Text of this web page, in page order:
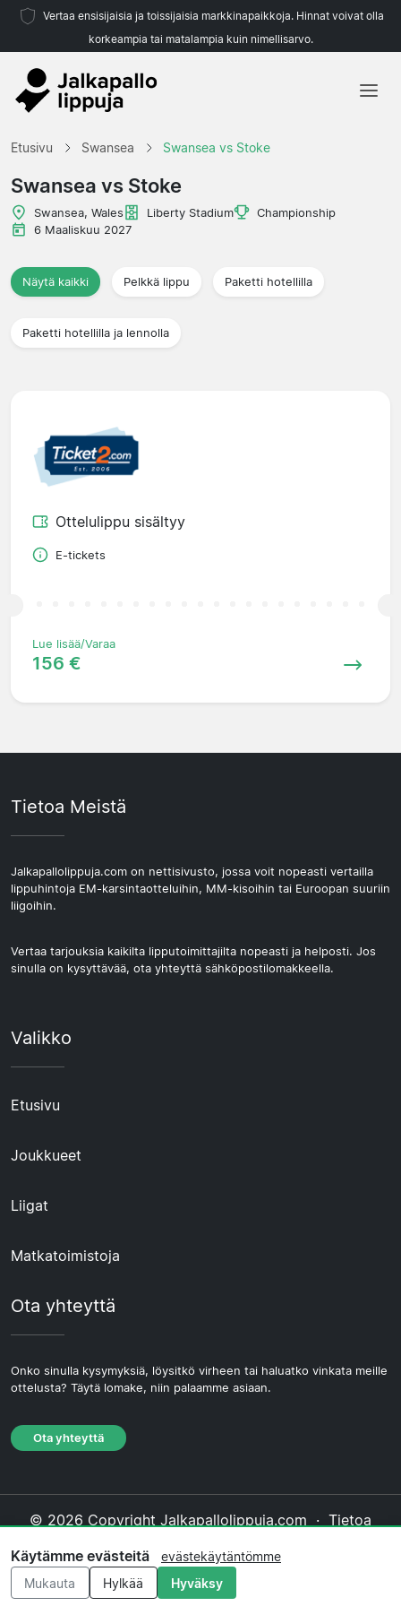
Vertaa ensisijaisia ja toissijaisia markkinapaikkoja. Hinnat voivat olla
korkeampia tai matalampia kuin nimellisarvo.
Etusivu Swansea Swansea vs Stoke
Swansea vs Stoke
Swansea, Wales Liberty Stadium
Championship
6 Maaliskuu 2027
Näytä kaikki Pelkkä lippu Paketti hotellilla
Paketti hotellilla ja lennolla
Ottelulippu sisältyy
E-tickets
Lue lisää/Varaa
156 €
Tietoa Meistä
Jalkapallolippuja.com on nettisivusto, jossa voit nopeasti vertailla
lippuhintoja EM-karsintaotteluihin, MM-kisoihin tai Euroopan suuriin
liigoihin.
Vertaa tarjouksia kaikilta lipputoimittajilta nopeasti ja helposti. Jos
sinulla on kysyttävää, ota yhteyttä sähköpostilomakkeella.
Valikko
Etusivu
Joukkueet
Liigat
Matkatoimistoja
Ota yhteyttä
Onko sinulla kysymyksiä, löysitkö virheen tai haluatko vinkata meille
ottelusta? Täytä lomake, niin palaamme asiaan.
Ota yhteyttä
© 2026 Copyright Jalkapallolippuja.com · Tietoa
Evästekäytäntö·Toimituksellinen käytäntö
Käytämme evästeitä
evästekäytäntömme
Mukauta
Hylkää Hyväksy